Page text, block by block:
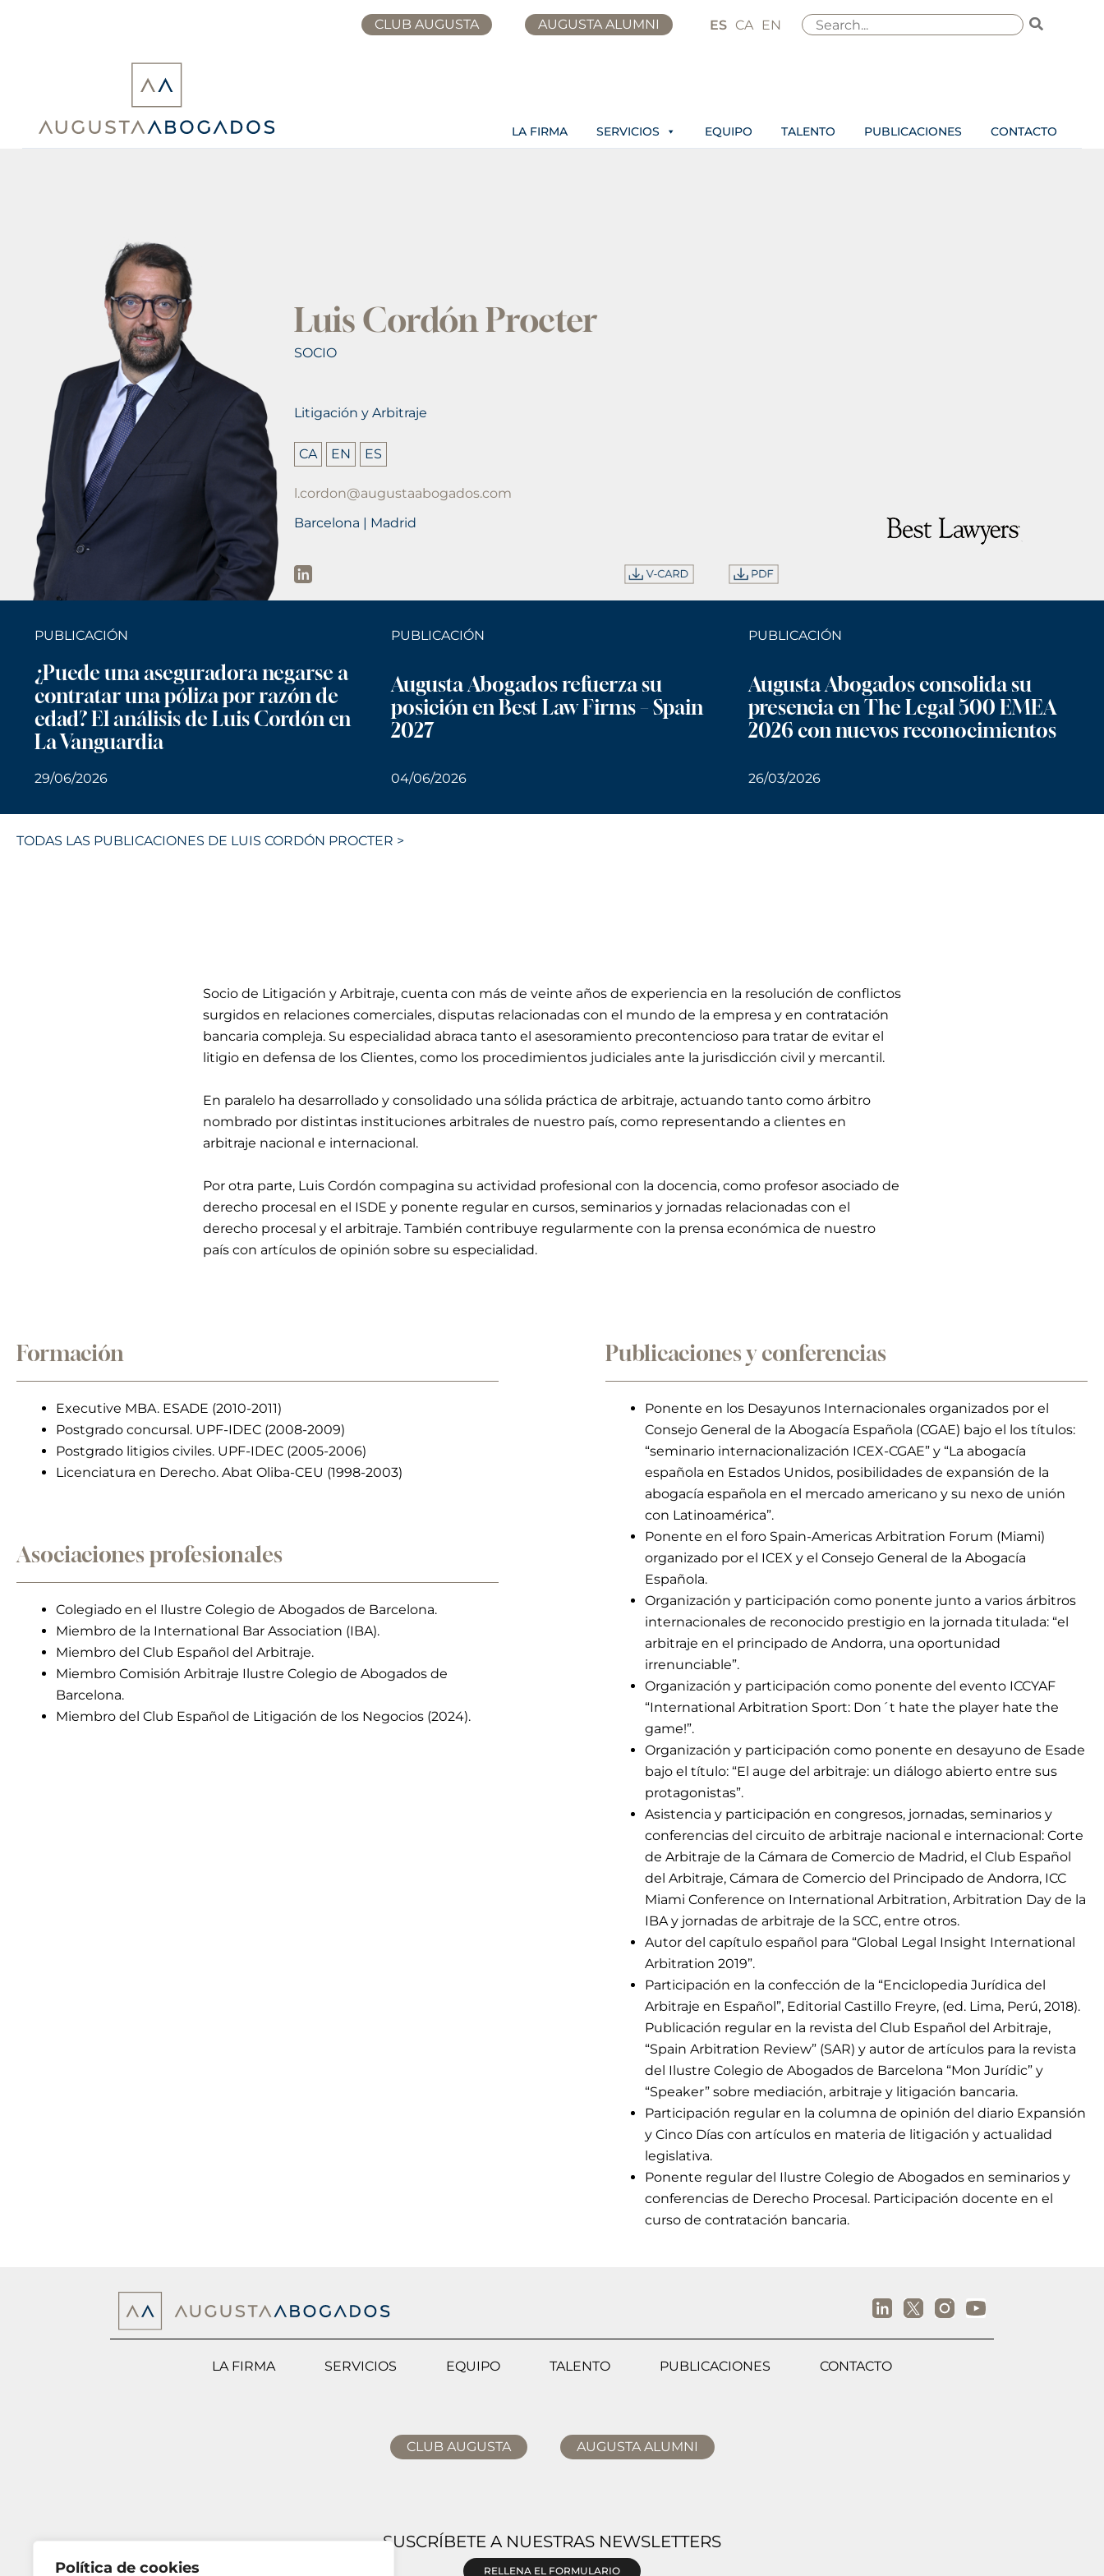
Política de cookies
CLUB AUGUSTA AUGUSTA ALUMNI ES CA EN
Buscar
por:
LA FIRMA SERVICIOS EQUIPO TALENTO PUBLICACIONES CONTACTO
Luis Cordón Procter
SOCIO
Litigación y Arbitraje
CA EN ES
l.cordon@augustaabogados.com
Barcelona | Madrid
PUBLICACIÓN
¿Puede una aseguradora negarse a
contratar una póliza por razón de
edad? El análisis de Luis Cordón en
La Vanguardia
29/06/2026
PUBLICACIÓN
Augusta Abogados refuerza su
posición en Best Law Firms – Spain
2027
04/06/2026
PUBLICACIÓN
Augusta Abogados consolida su
presencia en The Legal 500 EMEA
2026 con nuevos reconocimientos
26/03/2026
TODAS LAS PUBLICACIONES DE LUIS CORDÓN PROCTER >
Socio de Litigación y Arbitraje, cuenta con más de veinte años de experiencia en la resolución de conflictos
surgidos en relaciones comerciales, disputas relacionadas con el mundo de la empresa y en contratación
bancaria compleja. Su especialidad abraca tanto el asesoramiento precontencioso para tratar de evitar el
litigio en defensa de los Clientes, como los procedimientos judiciales ante la jurisdicción civil y mercantil.
En paralelo ha desarrollado y consolidado una sólida práctica de arbitraje, actuando tanto como árbitro
nombrado por distintas instituciones arbitrales de nuestro país, como representando a clientes en
arbitraje nacional e internacional.
Por otra parte, Luis Cordón compagina su actividad profesional con la docencia, como profesor asociado de
derecho procesal en el ISDE y ponente regular en cursos, seminarios y jornadas relacionadas con el
derecho procesal y el arbitraje. También contribuye regularmente con la prensa económica de nuestro
país con artículos de opinión sobre su especialidad.
Formación
Executive MBA. ESADE (2010-2011)
Postgrado concursal. UPF-IDEC (2008-2009)
Postgrado litigios civiles. UPF-IDEC (2005-2006)
Licenciatura en Derecho. Abat Oliba-CEU (1998-2003)
Asociaciones profesionales
Colegiado en el Ilustre Colegio de Abogados de Barcelona.
Miembro de la International Bar Association (IBA).
Miembro del Club Español del Arbitraje.
Miembro Comisión Arbitraje Ilustre Colegio de Abogados de
Barcelona.
Miembro del Club Español de Litigación de los Negocios (2024).
Publicaciones y conferencias
Ponente en los Desayunos Internacionales organizados por el
Consejo General de la Abogacía Española (CGAE) bajo el los títulos:
“seminario internacionalización ICEX-CGAE” y “La abogacía
española en Estados Unidos, posibilidades de expansión de la
abogacía española en el mercado americano y su nexo de unión
con Latinoamérica”.
Ponente en el foro Spain-Americas Arbitration Forum (Miami)
organizado por el ICEX y el Consejo General de la Abogacía
Española.
Organización y participación como ponente junto a varios árbitros
internacionales de reconocido prestigio en la jornada titulada: “el
arbitraje en el principado de Andorra, una oportunidad
irrenunciable”.
Organización y participación como ponente del evento ICCYAF
“International Arbitration Sport: Don´t hate the player hate the
game!”.
Organización y participación como ponente en desayuno de Esade
bajo el título: “El auge del arbitraje: un diálogo abierto entre sus
protagonistas”.
Asistencia y participación en congresos, jornadas, seminarios y
conferencias del circuito de arbitraje nacional e internacional: Corte
de Arbitraje de la Cámara de Comercio de Madrid, el Club Español
del Arbitraje, Cámara de Comercio del Principado de Andorra, ICC
Miami Conference on International Arbitration, Arbitration Day de la
IBA y jornadas de arbitraje de la SCC, entre otros.
Autor del capítulo español para “Global Legal Insight International
Arbitration 2019”.
Participación en la confección de la “Enciclopedia Jurídica del
Arbitraje en Español”, Editorial Castillo Freyre, (ed. Lima, Perú, 2018).
Publicación regular en la revista del Club Español del Arbitraje,
“Spain Arbitration Review” (SAR) y autor de artículos para la revista
del Ilustre Colegio de Abogados de Barcelona “Mon Jurídic” y
“Speaker” sobre mediación, arbitraje y litigación bancaria.
Participación regular en la columna de opinión del diario Expansión
y Cinco Días con artículos en materia de litigación y actualidad
legislativa.
Ponente regular del Ilustre Colegio de Abogados en seminarios y
conferencias de Derecho Procesal. Participación docente en el
curso de contratación bancaria.
LA FIRMA SERVICIOS EQUIPO TALENTO PUBLICACIONES CONTACTO
CLUB AUGUSTA AUGUSTA ALUMNI
SUSCRÍBETE A NUESTRAS NEWSLETTERS
RELLENA EL FORMULARIO